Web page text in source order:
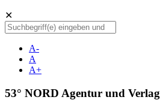
✕
A-
A
A+
53° NORD Agentur und Verlag